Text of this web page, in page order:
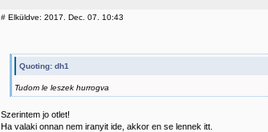
# Elküldve: 2017. Dec. 07. 10:43
Quoting: dh1
Tudom le leszek hurrogva
Szerintem jo otlet!
Ha valaki onnan nem iranyit ide, akkor en se lennek itt.